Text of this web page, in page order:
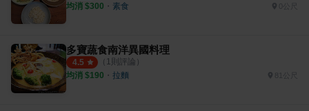
均消 $300 ・ 素食
多寶蔬食南洋異國料理
4.5 （ 1則評論）
均消 $190 ・ 拉麵